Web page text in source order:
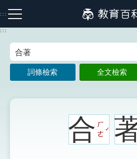
到
主
:::
注音索引圖示 筆畫索引圖示
:::
詞條檢索 全文檢索
合ㄏ
ㄜ
ˊ